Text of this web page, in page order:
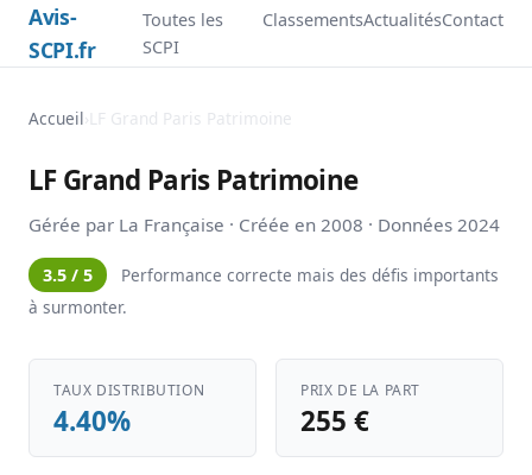
Avis-
SCPI.fr
Toutes les
SCPI
ClassementsActualitésContact
Accueil› LF Grand Paris Patrimoine
LF Grand Paris Patrimoine
Gérée par La Française · Créée en 2008 · Données 2024
3.5 / 5
Performance correcte mais des défis importants
à surmonter.
TAUX DISTRIBUTION
4.40%
PRIX DE LA PART
255 €